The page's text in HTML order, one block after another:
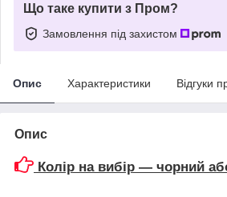
Що таке купити з Пром?
Замовлення під захистом
Опис Характеристики Відгуки
Опис
Колір на вибір — чорний